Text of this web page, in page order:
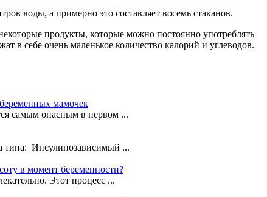
воды, а примерно это составляет восемь стаканов.
продукты, которые можно постоянно употреблять
в себе очень маленькое количество калорий и углеводов.
мамочек
самым опасным в первом ...
типа: Инсулинозависимый ...
в момент беременности?
Этот процесс ...